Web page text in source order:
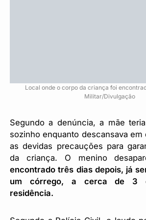
Local onde o corpo da criança foi
Militar/Divulgação
Segundo a denúncia, a mãe
sozinho enquanto descansava em
as devidas precauções para
da criança. O menino
encontrado três dias depois, já
um córrego, a cerca de 3
residência.